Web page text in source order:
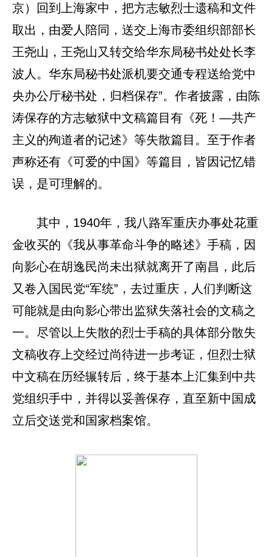
京）回到上海家中，把方志敏烈士遗稿和文件
取出，由爱人陪同，送交上海市委组织部部长
王尧山，王尧山又转交给华东局秘书处处长李
波人。华东局秘书处派机要交通专程送给党中
央办公厅秘书处，归档保存”。作者披露，由陈
涛保存的方志敏狱中文稿篇目有《死！—共产
主义的殉道者的记述》等失散篇目。至于作者
声称还有《可爱的中国》等篇目，皆因记忆错
误，是可理解的。
其中，1940年，我八路军重庆办事处花重
金收买的《我从事革命斗争的略述》手稿，因
向影心在胡逸民尚未出狱就离开了南昌，此后
又卷入国民党“军统”，去过重庆，人们判断这
可能就是由向影心带出监狱失落社会的文稿之
一。尽管以上失散的烈士手稿的具体部分散失
文稿收存上交经过尚待进一步考证，但烈士狱
中文稿在历经辗转后，终于基本上汇集到中共
党组织手中，并得以妥善保存，直至新中国成
立后交送党和国家档案馆。